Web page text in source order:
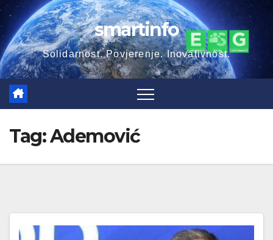
Skip
to
content
smartinfo
Solidarnost. Povjerenje. Inovativnost.
Tag:Ademović